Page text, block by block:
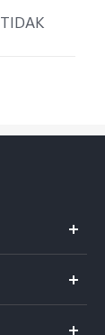
TIDAK